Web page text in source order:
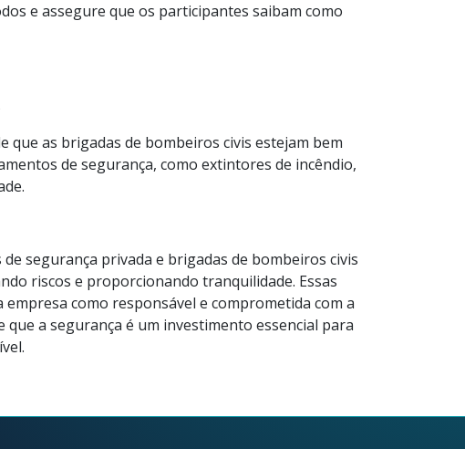
e assegure que os participantes saibam como
que as brigadas de bombeiros civis estejam bem
de segurança, como extintores de incêndio,
segurança privada e brigadas de bombeiros civis
riscos e proporcionando tranquilidade. Essas
como responsável e comprometida com a
a segurança é um investimento essencial para